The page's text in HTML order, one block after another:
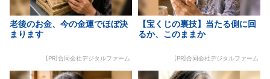
老後のお金、今の金運でほぼ決
まります
[PR]合同会社デジタルファーム
【宝くじの裏技】当たる側に回
るか、このままか
[PR]合同会社デジタルファーム